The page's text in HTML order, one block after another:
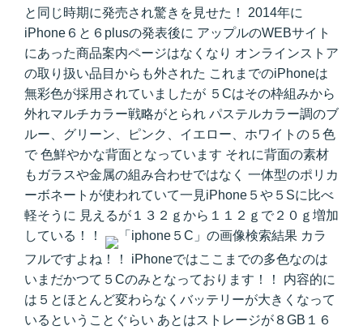
と同じ時期に発売され驚きを見せた！ 2014年に
iPhone６と６plusの発表後に アップルのWEBサイト
にあった商品案内ページはなくなり オンラインストア
の取り扱い品目からも外された これまでのiPhoneは
無彩色が採用されていましたが ５Cはその枠組みから
外れマルチカラー戦略がとられ パステルカラー調のブ
ルー、グリーン、ピンク、イエロー、ホワイトの５色
で 色鮮やかな背面となっています それに背面の素材
もガラスや金属の組み合わせではなく 一体型のポリカ
ーボネートが使われていて一見iPhone５や５Sに比べ
軽そうに 見えるが１３２ｇから１１２ｇで２０ｇ増加
している！！
カラ
フルですよね！！ iPhoneではここまでの多色なのは
いまだかつて５Cのみとなっております！！ 内容的に
は５とほとんど変わらなくバッテリーが大きくなって
いるということぐらい あとはストレージが８GB１６